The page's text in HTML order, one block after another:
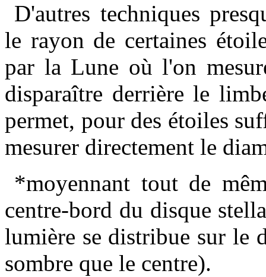
D'autres techniques
le rayon de certaines
par la Lune où l'on
disparaître derrière le
permet, pour des étoiles
mesurer directement le
*moyennant tout de
centre-bord du disque
lumière se distribue sur le
sombre que le centre).